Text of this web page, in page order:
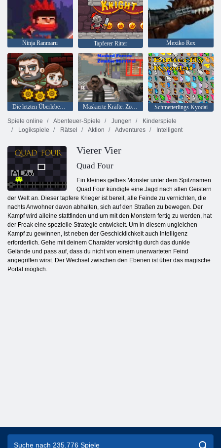
Ninja Ranmaru Tapferer Ritter Mexiko Rex
Die letzten Überlebenden Maskierte Kräfte: Zombie-Überleben
Schmetterlings Kyodai
Spiele online
Abenteuer-Spiele Jungen
Kinderspiele
Logikspiele
Rätsel Aktion Adventures Intelligent
Vierer Vier
Quad Four
Ein kleines gelbes Monster unter dem Spitznamen
Quad Four kündigte eine Jagd nach allen Geistern
der Welt an. Dieser tapfere Krieger ist bereit, alle Feinde zu vernichten, die
nachts Anwohner davon abhalten, sich auf den Straßen zu bewegen. Der
Kampf wird alleine stattfinden und um mit den Monstern fertig zu werden, hat
der Freak eine spezielle Strategie entwickelt. Um in diesem ungleichen
Kampf zu gewinnen, ist neben der Geschicklichkeit auch Intelligenz
erforderlich. Gehe mit deinem Charakter vorsichtig durch das dunkle
Gelände und pass auf, dass du nicht von einem unerwarteten Feind
angegriffen wirst. Der Wechsel zwischen den Ebenen ist über das magische
Portal möglich.